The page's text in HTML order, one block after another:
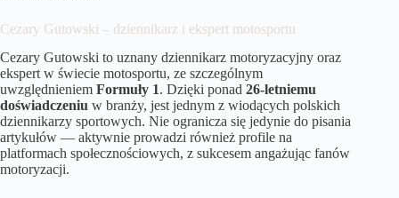
Cezary Gutowski – dziennikarz i ekspert motosportu
Cezary Gutowski to uznany dziennikarz motoryzacyjny oraz
ekspert w świecie motosportu, ze szczególnym
uwzględnieniem Formuły 1. Dzięki ponad 26-letniemu
doświadczeniu w branży, jest jednym z wiodących polskich
dziennikarzy sportowych. Nie ogranicza się jedynie do pisania
artykułów — aktywnie prowadzi również profile na
platformach społecznościowych, z sukcesem angażując fanów
motoryzacji.